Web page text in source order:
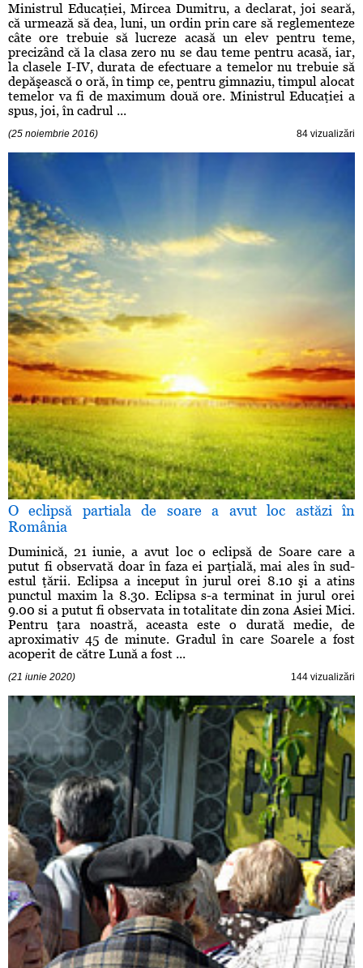
Ministrul Educaţiei, Mircea Dumitru, a declarat, joi seară,
că urmează să dea, luni, un ordin prin care să reglementeze
câte ore trebuie să lucreze acasă un elev pentru teme,
precizând că la clasa zero nu se dau teme pentru acasă, iar,
la clasele I-IV, durata de efectuare a temelor nu trebuie să
depăşească o oră, în timp ce, pentru gimnaziu, timpul alocat
temelor va fi de maximum două ore. Ministrul Educaţiei a
spus, joi, în cadrul ...
(25 noiembrie 2016) 84 vizualizări
O eclipsă partiala de soare a avut loc astăzi în
România
Duminică, 21 iunie, a avut loc o eclipsă de Soare care a
putut fi observată doar în faza ei parţială, mai ales în sud-
estul ţării. Eclipsa a inceput în jurul orei 8.10 şi a atins
punctul maxim la 8.30. Eclipsa s-a terminat in jurul orei
9.00 si a putut fi observata in totalitate din zona Asiei Mici.
Pentru ţara noastră, aceasta este o durată medie, de
aproximativ 45 de minute. Gradul în care Soarele a fost
acoperit de către Lună a fost ...
(21 iunie 2020) 144 vizualizări